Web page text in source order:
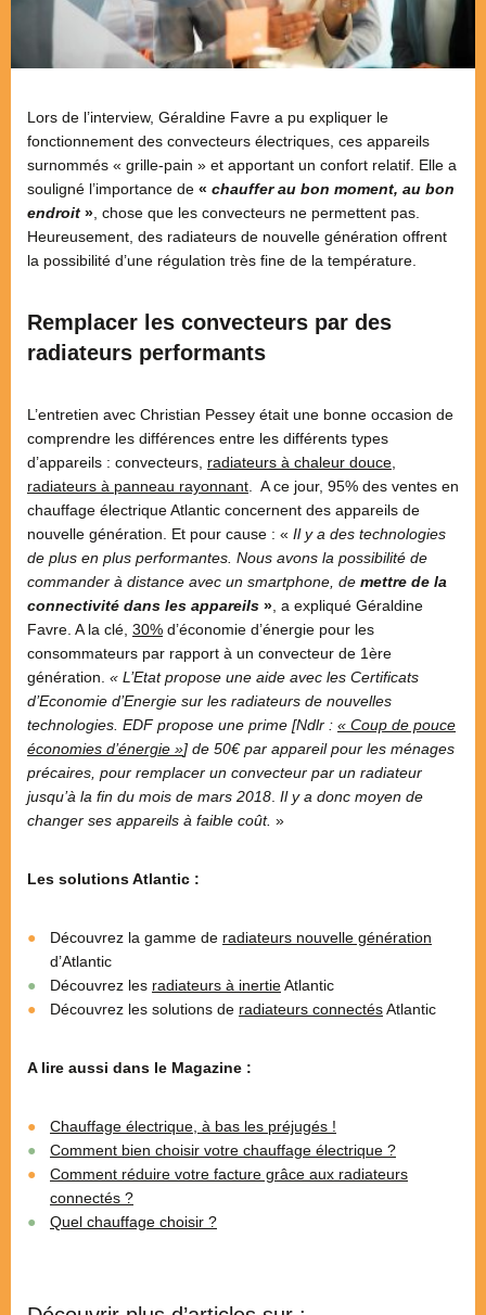
Lors de l’interview, Géraldine Favre a pu expliquer le
fonctionnement des convecteurs électriques, ces appareils
surnommés « grille-pain » et apportant un confort relatif. Elle a
souligné l’importance de « chauffer au bon moment, au bon
endroit » , chose que les convecteurs ne permettent pas.
Heureusement, des radiateurs de nouvelle génération offrent
la possibilité d’une régulation très fine de la température.
Remplacer les convecteurs par des
radiateurs performants
L’entretien avec Christian Pessey était une bonne occasion de
comprendre les différences entre les différents types
d’appareils : convecteurs, radiateurs à chaleur douce
radiateurs à panneau rayonnant . A ce jour, 95% des ventes en
chauffage électrique Atlantic concernent des appareils de
nouvelle génération. Et pour cause : « Il y a des technologies
de plus en plus performantes. Nous avons la possibilité de
commander à distance avec un smartphone, de mettre de la
connectivité dans les appareils » , a expliqué Géraldine
Favre. A la clé, 30% d’économie d’énergie pour les
consommateurs par rapport à un convecteur de 1ère
génération. « L’Etat propose une aide avec les Certificats
d’Economie d’Energie sur les radiateurs de nouvelles
technologies. EDF propose une prime [Ndlr : « Coup de pouce
économies d’énergie »] de 50€ par appareil pour les ménages
précaires, pour remplacer un convecteur par un radiateur
jusqu’à la fin du mois de mars 2018 Il y a donc moyen de
changer ses appareils à faible coût. »
Les solutions Atlantic :
Découvrez la gamme de radiateurs nouvelle génération
d’Atlantic
Découvrez les radiateurs à inertieAtlantic
Découvrez les solutions de radiateurs connectésAtlantic
A lire aussi dans le Magazine :
Chauffage électrique, à bas les préjugés !
Comment bien choisir votre chauffage électrique ?
Comment réduire votre facture grâce aux radiateurs
connectés ?
Quel chauffage choisir ?